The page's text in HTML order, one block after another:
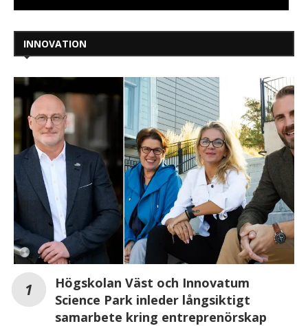
INNOVATION
Högskolan Väst och Innovatum
Science Park inleder långsiktigt
samarbete kring entreprenörskap